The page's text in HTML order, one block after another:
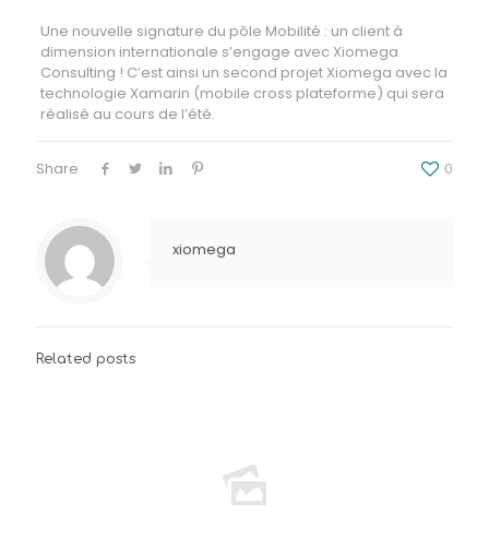
Une nouvelle signature du pôle Mobilité : un client à
dimension internationale s’engage avec Xiomega
Consulting ! C’est ainsi un second projet Xiomega avec la
technologie Xamarin (mobile cross plateforme) qui sera
réalisé au cours de l’été.
Share 0
xiomega
Related posts